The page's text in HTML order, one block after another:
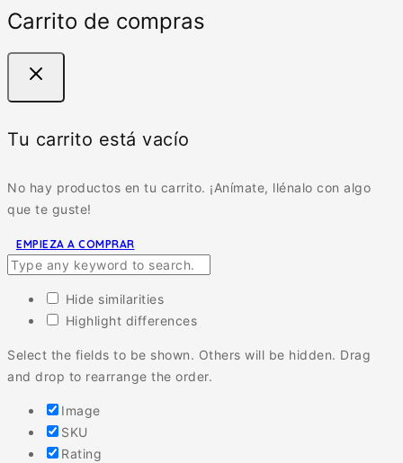
Carrito de compras
Tu carrito está vacío
No hay productos en tu carrito. ¡Anímate, llénalo con algo
que te guste!
EMPIEZA A COMPRAR
Hide similarities
Highlight differences
Select the fields to be shown. Others will be hidden. Drag
and drop to rearrange the order.
Image
SKU
Rating